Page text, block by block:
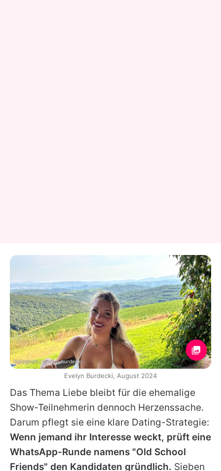
Das Thema Liebe bleibt für die ehemalige
Show-Teilnehmerin dennoch Herzenssache.
Darum pflegt sie eine klare Dating-Strategie:
Wenn jemand ihr Interesse weckt, prüft eine
WhatsApp-Runde namens "Old School
Friends" den Kandidaten gründlich. Sieben
Instagram / evelyn_burdecki
Evelyn Burdecki, August 2024